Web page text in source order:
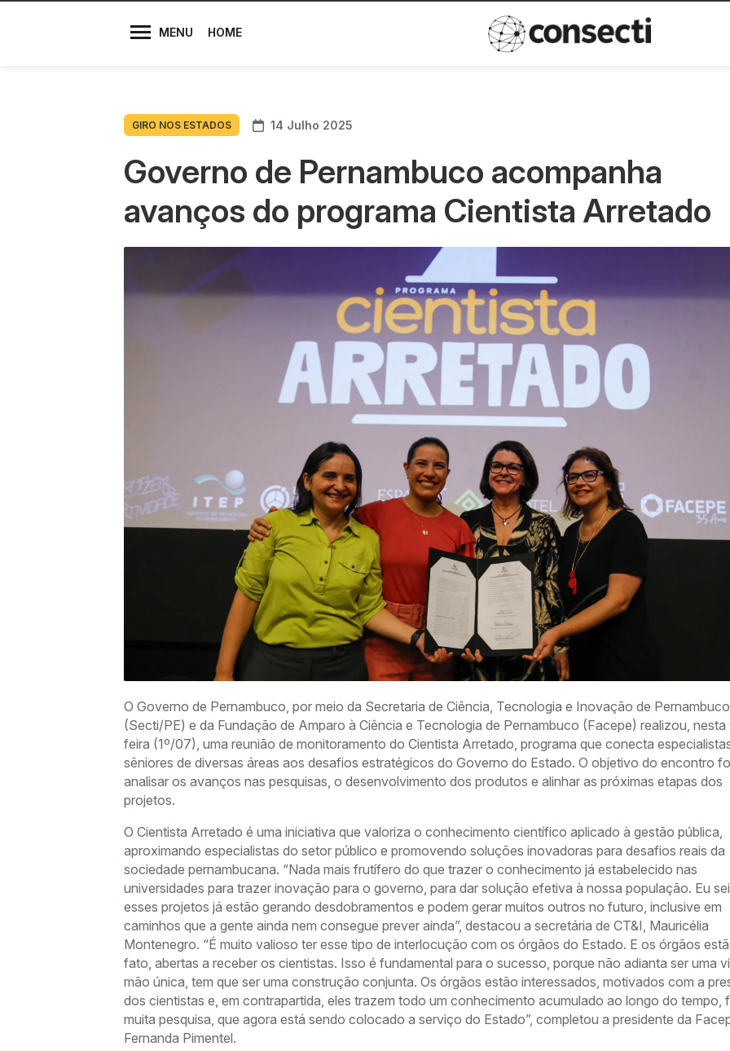
MENU HOME
Diretores
Política de
GIRO NOS ESTADOS 14 Julho 2025
Governo de Pernambuco acompanha
avanços do programa Cientista Arretado
O Governo de Pernambuco, por meio da Secretaria de Ciência, Tecnologia e Inovação de Pernambuco
(Secti/PE) e da Fundação de Amparo à Ciência e Tecnologia de Pernambuco (Facepe) realizou,
feira (1º/07), uma reunião de monitoramento do Cientista Arretado, programa que conecta
sêniores de diversas áreas aos desafios estratégicos do Governo do Estado. O objetivo do encontro
analisar os avanços nas pesquisas, o desenvolvimento dos produtos e alinhar as próximas etapas dos
projetos.
O Cientista Arretado é uma iniciativa que valoriza o conhecimento científico aplicado à gestão pública,
aproximando especialistas do setor público e promovendo soluções inovadoras para desafios reais da
sociedade pernambucana. “Nada mais frutífero do que trazer o conhecimento já estabelecido nas
universidades para trazer inovação para o governo, para dar solução efetiva à nossa população. Eu
esses projetos já estão gerando desdobramentos e podem gerar muitos outros no futuro, inclusive em
caminhos que a gente ainda nem consegue prever ainda”, destacou a secretária de CT&I, Mauricélia
Montenegro. “É muito valioso ter esse tipo de interlocução com os órgãos do Estado. E os órgãos
fato, abertas a receber os cientistas. Isso é fundamental para o sucesso, porque não adianta ser uma
mão única, tem que ser uma construção conjunta. Os órgãos estão interessados, motivados com a
dos cientistas e, em contrapartida, eles trazem todo um conhecimento acumulado ao longo do tempo,
muita pesquisa, que agora está sendo colocado a serviço do Estado”, completou a presidente da
Fernanda Pimentel.